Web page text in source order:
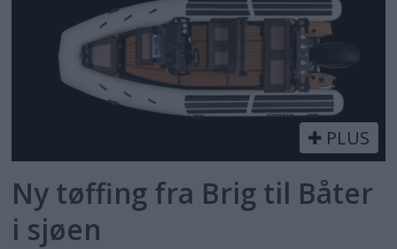
PLUS
Ny tøffing fra Brig til Båter
i sjøen